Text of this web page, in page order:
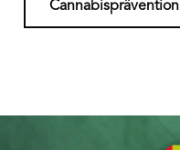
Cannabisprävention